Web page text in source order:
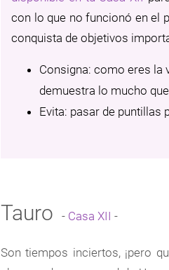
con lo que no funcionó en el
conquista de objetivos
Consigna: como eres la
demuestra lo mucho
Evita: pasar de puntillas
Tauro - Casa XII -
Son tiempos inciertos, ¡pero